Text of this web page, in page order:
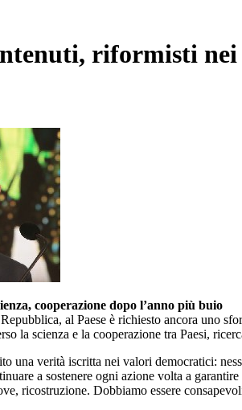
riformisti
cooperazione dopo l’anno più buio
al Paese è richiesto ancora uno
la scienza e la cooperazione tra Paesi,
una verità iscritta nei valori democratici:
a sostenere ogni azione volta a
ricostruzione. Dobbiamo essere